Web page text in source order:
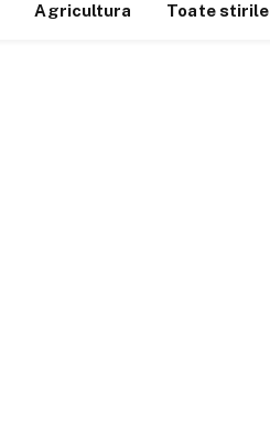
Agricultura Toate stirile